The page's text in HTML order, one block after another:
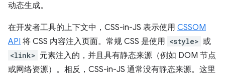
动态生成。
在开发者工具的上下文中，CSS-in-JS 表示使用 CSSOM
API 将 CSS 内容注入页面。常规 CSS 是使用 <style> 或
<link> 元素注入的，并且具有静态来源（例如 DOM 节点
或网络资源）。相反，CSS-in-JS 通常没有静态来源。这里